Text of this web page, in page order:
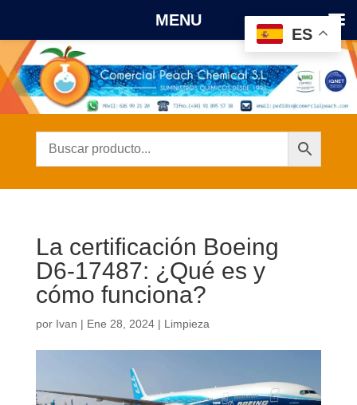
La certificación Boeing
D6-17487: ¿Qué es y
cómo funciona?
por Ivan | Ene 28, 2024| Limpieza
ES
MENU